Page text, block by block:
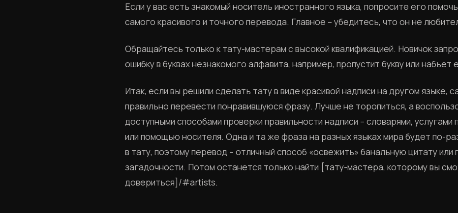
Если у вас есть знакомый носитель иностранного языка, попросите его
самого красивого и точного перевода. Главное – убедитесь, что он не
Обращайтесь только к тату-мастерам с высокой квалификацией. Новичок
ошибку в буквах незнакомого алфавита, например, пропустит букву или набьет
Итак, если вы решили сделать тату в виде красивой надписи на другом языке,
правильно перевести понравившуюся фразу. Лучше не торопиться, а
доступными способами проверки правильности надписи – словарями,
или помощью носителя. Одна и та же фраза на разных языках мира будет по-
в тату, поэтому перевод – отличный способ «освежить» банальную цитату или
загадочности. Потом останется только найти [тату-мастера, которому вы
довериться]/#artists.